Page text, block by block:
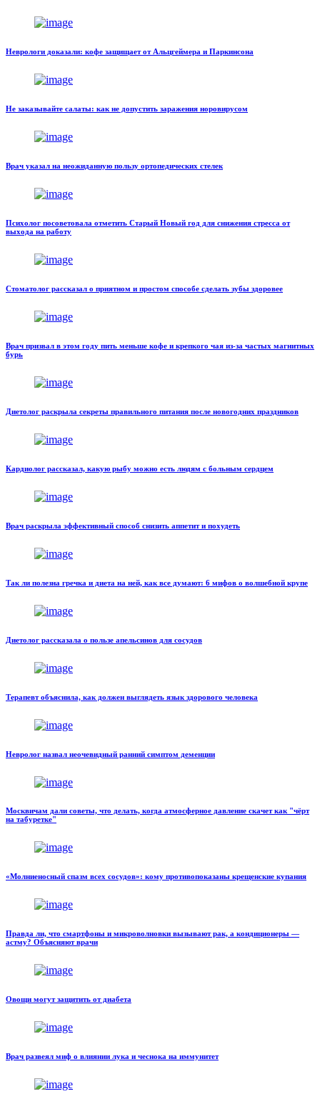
Неврологи доказали: кофе защищает от Альцгеймера и Паркинсона
Не заказывайте салаты: как не допустить заражения норовирусом
Врач указал на неожиданную пользу ортопедических стелек
Психолог посоветовала отметить Старый Новый год для снижения стресса от
выхода на работу
Стоматолог рассказал о приятном и простом способе сделать зубы здоровее
Врач призвал в этом году пить меньше кофе и крепкого чая из-за частых магнитных
бурь
Диетолог раскрыла секреты правильного питания после новогодних праздников
Кардиолог рассказал, какую рыбу можно есть людям с больным сердцем
Врач раскрыла эффективный способ снизить аппетит и похудеть
Так ли полезна гречка и диета на ней, как все думают: 6 мифов о волшебной крупе
Диетолог рассказала о пользе апельсинов для сосудов
Терапевт объяснила, как должен выглядеть язык здорового человека
Невролог назвал неочевидный ранний симптом деменции
Москвичам дали советы, что делать, когда атмосферное давление скачет как "чёрт
на табуретке"
«Молниеносный спазм всех сосудов»: кому противопоказаны крещенские купания
Правда ли, что смартфоны и микроволновки вызывают рак, а кондиционеры —
астму? Объясняют врачи
Овощи могут защитить от диабета
Врач развеял миф о влиянии лука и чеснока на иммунитет